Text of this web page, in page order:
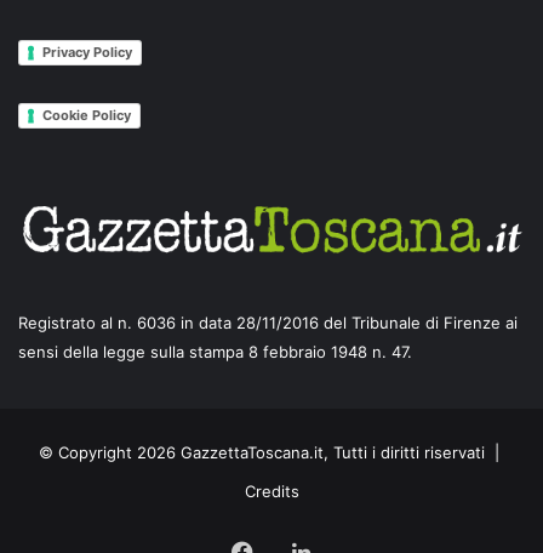
Privacy Policy
Cookie Policy
Registrato al n. 6036 in data 28/11/2016 del Tribunale di Firenze ai
sensi della legge sulla stampa 8 febbraio 1948 n. 47.
© Copyright 2026 GazzettaToscana.it, Tutti i diritti riservati |
Credits